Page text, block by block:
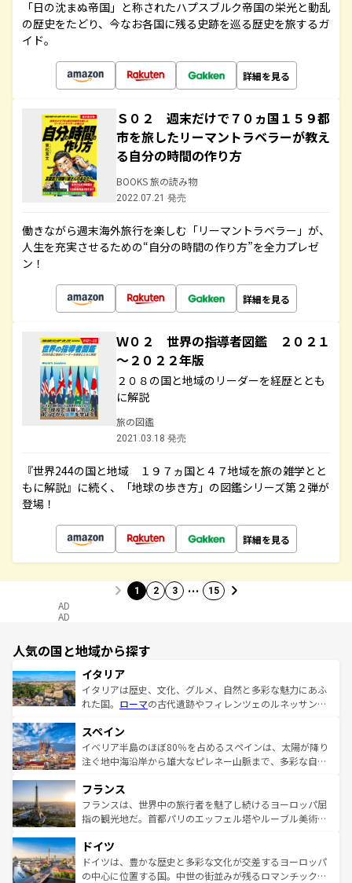
「日の沈まぬ帝国」と称されたハプスブルク帝国の栄光と動乱
の歴史をたどり、今なお各国に残る史跡を巡る歴史を旅するガ
イド。
詳細を見る
Ｓ０２ 週末だけで７０ヵ国１５９都
市を旅したリーマントラベラーが教え
る自分の時間の作り方
BOOKS 旅の読み物
2022.07.21 発売
働きながら週末海外旅行を楽しむ「リーマントラベラー」が、
人生を充実させるための“自分の時間の作り方”を全力プレゼ
ン！
詳細を見る
Ｗ０２ 世界の指導者図鑑 ２０２１
～２０２２年版
２０８の国と地域のリーダーを経歴ととも
に解説
旅の図鑑
2021.03.18 発売
『世界244の国と地域 １９７ヵ国と４７地域を旅の雑学とと
もに解説』に続く、「地球の歩き方」の図鑑シリーズ第２弾が
登場！
詳細を見る
1 2 3 … 15
AD
AD
人気の国と地域から探す
イタリア
イタリアは歴史、文化、グルメ、自然と多彩な魅力にあふ
れた国。 ローマの古代遺跡やフィレンツェのルネッサンス
ろん、トスカーナの美しい田園風景やアマルフィ海岸の絶
景など、自然景観も見逃せない。観光の合間には、本場の
ピザやパスタなど、絶品のイタリア料理を堪能することも
ませてくれるイタリアで、忘れられない旅をしてみよう！
なお、新着のイタリア情報はコンテンツ一覧 を参照してほ
しい。
スペイン
イベリア半島のほぼ80％を占めるスペインは、太陽が降り
注ぐ地中海沿岸から雄大なピレネー山脈まで、多彩な自然
文化が根付くこの国では、情熱的なフラメンコ、熱気あふ
れる闘牛、そして美味しいタパスが生活の一部となってい
る。首都マドリードの洗練された雰囲気や、バルセロナの
の城塞都市、穏やかなビーチリゾートまで多彩な表情を見
せる。地方によって風土や気候が異なるスペインはその個
性で訪れる人を魅了する。 なお、新着のスペイン情報はコ
フランス
フランスは、世界中の旅行者を魅了し続けるヨーロッパ屈
指の観光地だ。首都パリのエッフェル塔やルーブル美術館
で、幅広い魅力が詰まっている。華麗な宮殿、歴史的な大
聖堂、美しいビーチ、そして豊かな自然が、訪れる者を心
から魅了する。また、フランスは美食の国としても知ら
ドイツ
ドイツは、豊かな歴史と多彩な文化が交差するヨーロッパ
の中心に位置する国。中世の街並みが残るロマンチック街